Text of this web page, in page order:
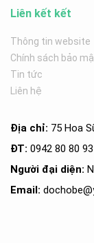
Liên kết kết
Thông tin website
Chính sách bảo
Tin tức
Liên hệ
Địa chỉ: 75 Hoa
ĐT: 0942 80 80 93
Người đại diện:
Email: dochobe